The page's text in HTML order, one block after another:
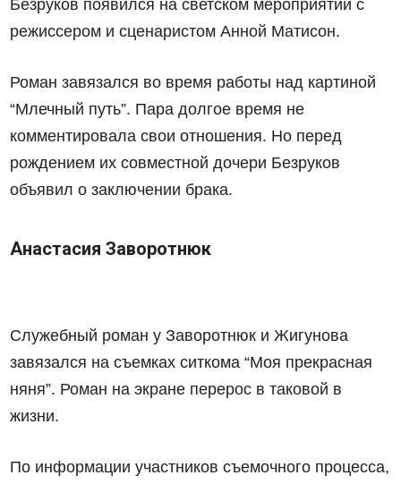
Безруков появился на светском мероприятии с
режиссером и сценаристом Анной Матисон.
Роман завязался во время работы над картиной
“Млечный путь”. Пара долгое время не
комментировала свои отношения. Но перед
рождением их совместной дочери Безруков
объявил о заключении брака.
Анастасия Заворотнюк
Служебный роман у Заворотнюк и Жигунова
завязался на съемках ситкома “Моя прекрасная
няня”. Роман на экране перерос в таковой в
жизни.
По информации участников съемочного процесса,